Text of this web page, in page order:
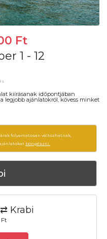
Ft
1 - 12
kiírásanak időpontjában
legjobb ajánlatokról, kövess minket
folyamatosan változhatnak,
böngészni.
Krabi